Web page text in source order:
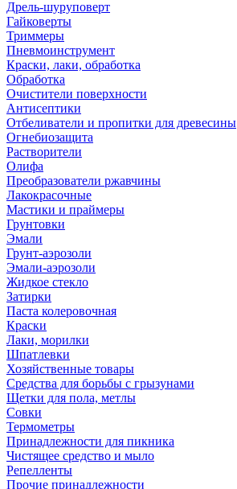
Дрель-шуруповерт
Гайковерты
Триммеры
Пневмоинструмент
Краски, лаки, обработка
Обработка
Очистители поверхности
Антисептики
Отбеливатели и пропитки для древесины
Огнебиозащита
Растворители
Олифа
Преобразователи ржавчины
Лакокрасочные
Мастики и праймеры
Грунтовки
Эмали
Грунт-аэрозоли
Эмали-аэрозоли
Жидкое стекло
Затирки
Паста колеровочная
Краски
Лаки, морилки
Шпатлевки
Хозяйственные товары
Средства для борьбы с грызунами
Щетки для пола, метлы
Совки
Термометры
Принадлежности для пикника
Чистящее средство и мыло
Репелленты
Прочие принадлежности